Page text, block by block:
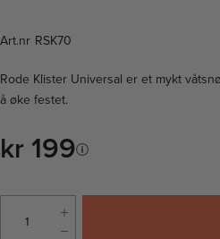
Art.nr RSK70
Rode Klister Universal er et mykt
å øke festet.
kr 199